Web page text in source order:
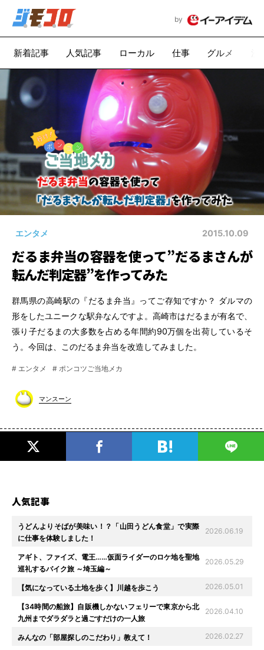
by
新着記事 人気記事 ローカル 仕事 グルメ
エンタメ 2015.10.09
だるま弁当の容器を使って”だるまさんが
転んだ判定器”を作ってみた
群馬県の高崎駅の『だるま弁当』ってご存知ですか？ ダルマの
形をしたユニークな駅弁なんですよ。高崎市はだるまが有名で、
張り子だるまの大多数を占める年間約90万個を出荷しているそ
う。今回は、このだるま弁当を改造してみました。
# エンタメ # ポンコツご当地メカ
マンスーン
人気記事
うどんよりそばが美味い！？「山田うどん食堂」で実際
に仕事を体験しました！
2026.06.19
アギト、ファイズ、電王……仮面ライダーのロケ地を聖地
巡礼するバイク旅 ～埼玉編～
2026.05.29
【気になっている土地を歩く】川越を歩こう 2026.05.01
【34時間の船旅】自販機しかないフェリーで東京から北
九州までダラダラと過ごすだけの一人旅
2026.04.10
みんなの「部屋探しのこだわり」教えて！ 2026.02.27